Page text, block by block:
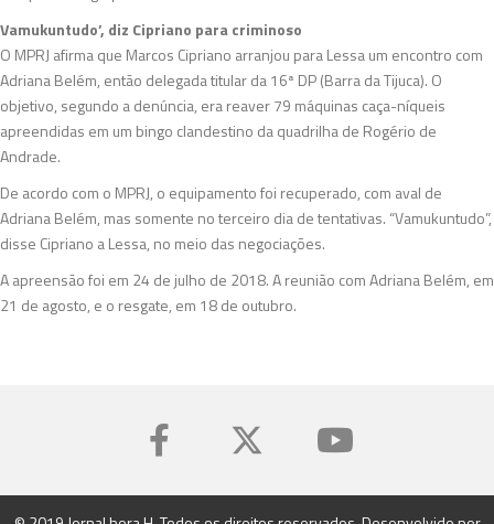
Vamukuntudo’, diz Cipriano para criminoso
O MPRJ afirma que Marcos Cipriano arranjou para Lessa um encontro com
Adriana Belém, então delegada titular da 16ª DP (Barra da Tijuca). O
objetivo, segundo a denúncia, era reaver 79 máquinas caça-níqueis
apreendidas em um bingo clandestino da quadrilha de Rogério de
Andrade.
De acordo com o MPRJ, o equipamento foi recuperado, com aval de
Adriana Belém, mas somente no terceiro dia de tentativas. “Vamukuntudo”,
disse Cipriano a Lessa, no meio das negociações.
A apreensão foi em 24 de julho de 2018. A reunião com Adriana Belém, em
21 de agosto, e o resgate, em 18 de outubro.